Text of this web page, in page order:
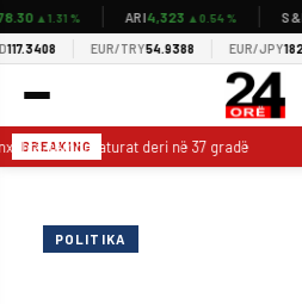
▲1.31 % ARI4,323▲0.54 % S&P
EUR/TRY54.9388 EUR/JPY182.42
BREAKING
temperaturat deri në 37 gradë
POLITIKA